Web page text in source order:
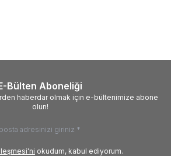
Bülten Aboneliği
haberdar olmak için e-bültenimize abone
olun!
okudum, kabul ediyorum.